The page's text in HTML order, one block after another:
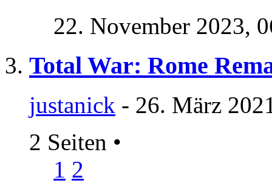
22. November 2023,
Total War: Rome
justanick - 26. März
2 Seiten •
1 2